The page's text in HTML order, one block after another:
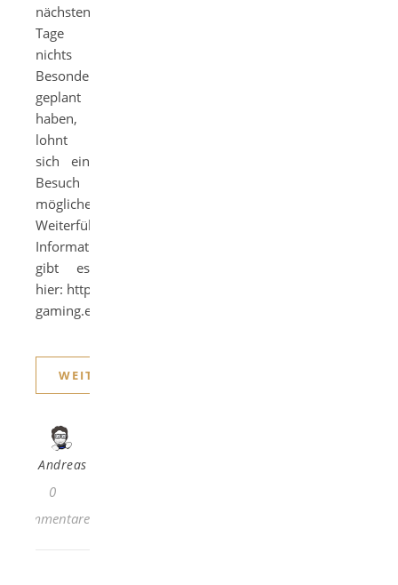
nächsten
Tage
nichts
Besonderes
geplant
haben,
lohnt
sich ein
Besuch
möglicherweise.
Weiterführende
Informationen
gibt es
hier: http://creative-
gaming.eu/play14/
WEITERLESEN
Andreas
0
Kommentare